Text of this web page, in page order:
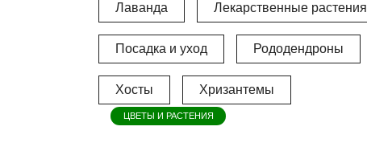
Лаванда Лекарственные растения
Посадка и уход Рододендроны
Хосты Хризантемы
ЦВЕТЫ И РАСТЕНИЯ